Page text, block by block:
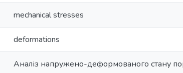
mechanical stresses
deformations
Аналіз напружено-деформованого стану